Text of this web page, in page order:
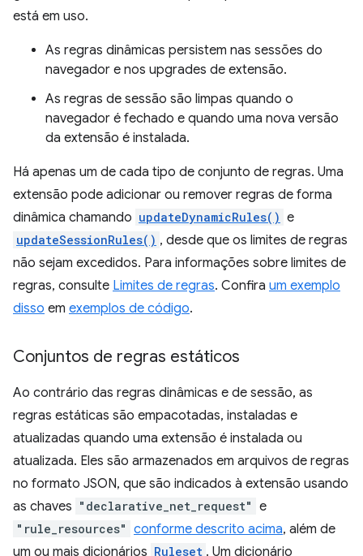
está em uso.
As regras dinâmicas persistem nas sessões do
navegador e nos upgrades de extensão.
As regras de sessão são limpas quando o
navegador é fechado e quando uma nova versão
da extensão é instalada.
Há apenas um de cada tipo de conjunto de regras. Uma
extensão pode adicionar ou remover regras de forma
dinâmica chamando updateDynamicRules() e
updateSessionRules() , desde que os limites de regras
não sejam excedidos. Para informações sobre limites de
regras, consulte Limites de regras. Confira um exemplo
disso em exemplos de código.
Conjuntos de regras estáticos
Ao contrário das regras dinâmicas e de sessão, as
regras estáticas são empacotadas, instaladas e
atualizadas quando uma extensão é instalada ou
atualizada. Eles são armazenados em arquivos de regras
no formato JSON, que são indicados à extensão usando
as chaves "declarative_net_request" e
"rule_resources" conforme descrito acima, além de
um ou mais dicionários Ruleset . Um dicionário